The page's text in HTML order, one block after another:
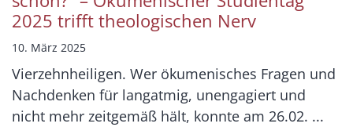
2025 trifft theologischen Nerv
10. März 2025
Vierzehnheiligen. Wer ökumenisches Fragen und
Nachdenken für langatmig, unengagiert und
nicht mehr zeitgemäß hält, konnte am 26.02. ...